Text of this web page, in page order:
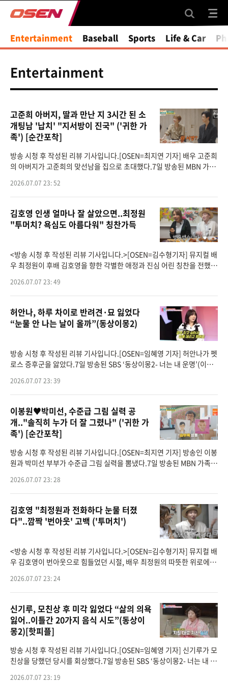
Entertainment Baseball Sports Life & Car
Entertainment
고준희 아버지, 딸과 만난 지 3시간 된 소
개팅남 '납치' "지서방이 진국" ('귀한 가
족') [순간포착]
방송 시청 후 작성된 리뷰 기사입니다.[OSEN=최지연 기자] 배우 고준희
의 아버지가 고준희의 맞선남을 집으로 초대했다.7일 방송된 MBN 가족
2026.07.07 23: 52
김호영 인생 얼마나 잘 살았으면..최정원
"투머치? 욕심도 아름다워" 칭찬가득
<방송 시청 후 작성된 리뷰 기사입니다.>[OSEN=김수형기자] 뮤지컬 배
우 최정원이 후배 김호영을 향한 각별한 애정과 진심 어린 칭찬을 전했
친 최정원
2026.07.07 23: 49
허안나, 하루 차이로 반려견·묘 잃었다
“눈물 안 나는 날이 올까”(동상이몽2)
방송 시청 후 작성된 리뷰 기사입니다.[OSEN=임혜영 기자] 허안나가 펫
로스 증후군을 앓았다.7일 방송된 SBS ‘동상이몽2- 너는 내 운명’(이하
소파에
2026.07.07 23: 39
이봉원♥박미선, 수준급 그림 실력 공
개.."솔직히 누가 더 잘 그렸나" ('귀한 가
족') [순간포착]
방송 시청 후 작성된 리뷰 기사입니다.[OSEN=최지연 기자] 방송인 이봉
원과 박미선 부부가 수준급 그림 실력을 뽐냈다.7일 방송된 MBN 가족
2026.07.07 23: 28
김호영 "최정원과 전화하다 눈물 터졌
다"..깜짝 '번아웃' 고백 ('투머치')
<방송 시청 후 작성된 리뷰 기사입니다.>[OSEN=김수형기자] 뮤지컬 배
우 김호영이 번아웃으로 힘들었던 시절, 배우 최정원의 따뜻한 위로에 눈
늘 저녁은
2026.07.07 23: 24
신기루, 모친상 후 미각 잃었다 “삶의 의욕
잃어..이틀간 20가지 음식 시도”(동상이
몽2)[핫피플]
방송 시청 후 작성된 리뷰 기사입니다.[OSEN=임혜영 기자] 신기루가 모
친상을 당했던 당시를 회상했다.7일 방송된 SBS ‘동상이몽2- 너는 내 운
은 신기
2026.07.07 23: 19